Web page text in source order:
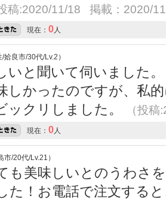
投稿:2020/11/18 掲載：2020/
現在： 0人
良市/30代/Lv.2）
いと聞いて伺いました
しかったのですが、私
ックリしました。
（投
現在： 0人
/20代/Lv.21）
も美味しいとのうわさ
た！お電話で注文する